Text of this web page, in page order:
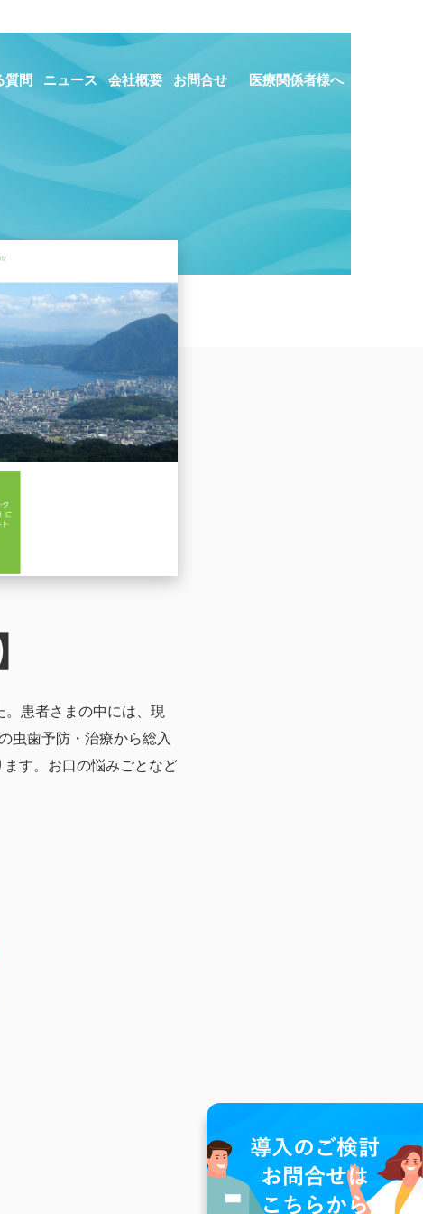
質問 ニュース 会社概要 お問合せ 医療関係者様へ
患者さまの中には、現
虫歯予防・治療から総入
す。お口の悩みごとなど